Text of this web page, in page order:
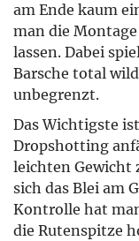
am Ende kaum
man die
lassen. Dabei
Barsche total
unbegrenzt.
Das Wichtigste
Dropshotting
leichten Gewicht
sich das Blei am
Kontrolle hat
die Rutenspitze